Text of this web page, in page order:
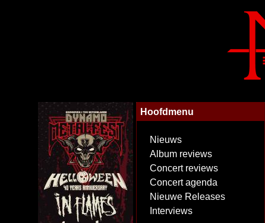
Hoofdmenu
Nieuws
Album reviews
Concert reviews
Concert agenda
Nieuwe Releases
Interviews